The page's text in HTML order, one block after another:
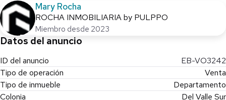
Mary Rocha
ROCHA INMOBILIARIA by PULPPO
Miembro desde 2023
Datos del anuncio
ID del anuncio
EB-VO3242
Tipo de operación
Venta
Tipo de inmueble
Departamento
Colonia
Del Valle Sur